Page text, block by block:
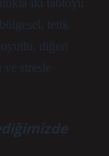
iki tabloyu
tetik
diğeri
stresle